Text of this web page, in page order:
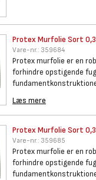
Protex Murfolie Sort
Vare-nr.: 359684
Protex murfolie er en
forhindre opstigende
Læs mere
Protex Murfolie Sort
Vare-nr.: 359685
Protex murfolie er en
forhindre opstigende